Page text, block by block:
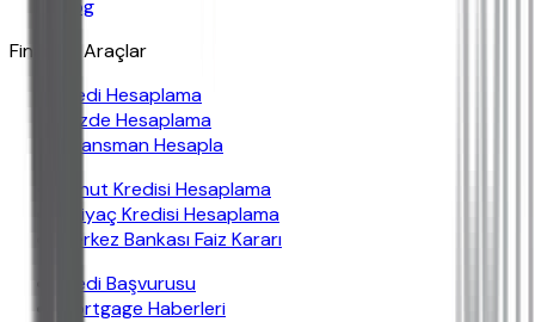
Blog
Finansal Araçlar
Kredi Hesaplama
Yüzde Hesaplama
Finansman Hesapla
Konut Kredisi Hesaplama
İhtiyaç Kredisi Hesaplama
Merkez Bankası Faiz Kararı
Kredi Başvurusu
Mortgage Haberleri